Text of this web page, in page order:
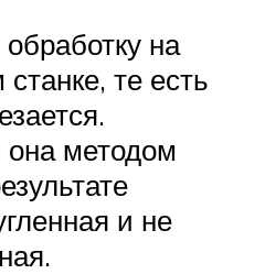
на
те есть
она методом
и не